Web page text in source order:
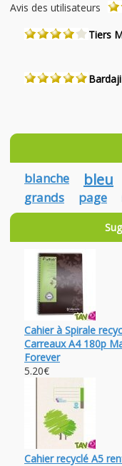
Avis des utilisateurs
Tiers
Bardaji
blanche bleu
grands page
Cahier à Spirale
Carreaux A4 180p
Forever
5.20€
Cahier recyclé A5